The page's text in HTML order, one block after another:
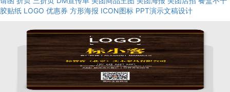
胶贴纸 LOGO 优惠券 方形海报 ICON图标 PPT演示文稿设计